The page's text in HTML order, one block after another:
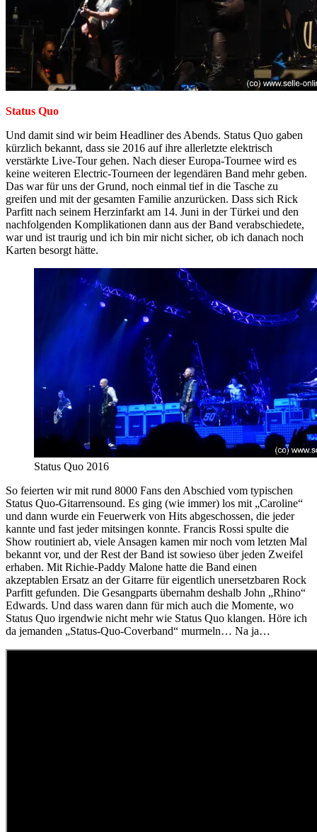
Status Quo
Und damit sind wir beim Headliner des Abends. Status Quo gaben
kürzlich bekannt, dass sie 2016 auf ihre allerletzte elektrisch
verstärkte Live-Tour gehen. Nach dieser Europa-Tournee wird es
keine weiteren Electric-Tourneen der legendären Band mehr geben.
Das war für uns der Grund, noch einmal tief in die Tasche zu
greifen und mit der gesamten Familie anzurücken. Dass sich Rick
Parfitt nach seinem Herzinfarkt am 14. Juni in der Türkei und den
nachfolgenden Komplikationen dann aus der Band verabschiedete,
war und ist traurig und ich bin mir nicht sicher, ob ich danach noch
Karten besorgt hätte.
Status Quo 2016
So feierten wir mit rund 8000 Fans den Abschied vom typischen
Status Quo-Gitarrensound. Es ging (wie immer) los mit „Caroline“
und dann wurde ein Feuerwerk von Hits abgeschossen, die jeder
kannte und fast jeder mitsingen konnte. Francis Rossi spulte die
Show routiniert ab, viele Ansagen kamen mir noch vom letzten Mal
bekannt vor, und der Rest der Band ist sowieso über jeden Zweifel
erhaben. Mit Richie-Paddy Malone hatte die Band einen
akzeptablen Ersatz an der Gitarre für eigentlich unersetzbaren Rock
Parfitt gefunden. Die Gesangparts übernahm deshalb John „Rhino“
Edwards. Und dass waren dann für mich auch die Momente, wo
Status Quo irgendwie nicht mehr wie Status Quo klangen. Höre ich
da jemanden „Status-Quo-Coverband“ murmeln… Na ja…